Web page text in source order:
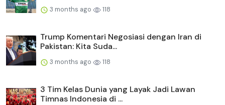
3 months ago 118
Trump Komentari Negosiasi dengan Iran di
Pakistan: Kita Suda...
3 months ago 118
3 Tim Kelas Dunia yang Layak Jadi Lawan
Timnas Indonesia di ...